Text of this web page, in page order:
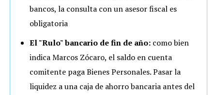
bancos, la consulta con un asesor fiscal es
obligatoria
El "Rulo" bancario de fin de año: como bien
indica Marcos Zócaro, el saldo en cuenta
comitente paga Bienes Personales. Pasar la
liquidez a una caja de ahorro bancaria antes del